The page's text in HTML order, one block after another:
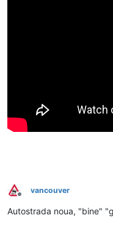
Deconectat
vancouver
Autostrada noua, "bine"